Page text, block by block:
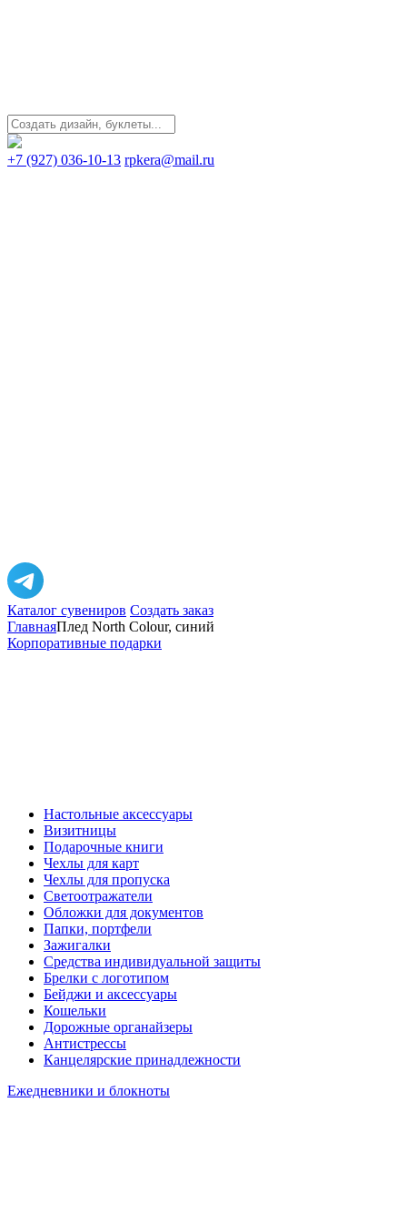
+7 (927) 036-10-13 rpkera@mail.ru
Каталог сувениров Создать заказ
ГлавнаяПлед North Colour, синий
Корпоративные подарки
Настольные аксессуары
Визитницы
Подарочные книги
Чехлы для карт
Чехлы для пропуска
Светоотражатели
Обложки для документов
Папки, портфели
Зажигалки
Средства индивидуальной защиты
Брелки с логотипом
Бейджи и аксессуары
Кошельки
Дорожные органайзеры
Антистрессы
Канцелярские принадлежности
Ежедневники и блокноты